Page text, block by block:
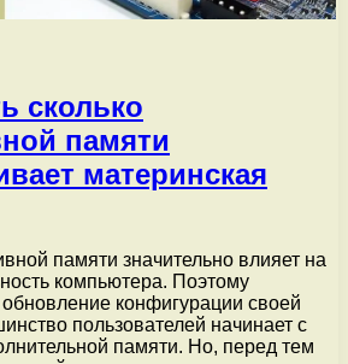
сколько
памяти
материнская
памяти значительно влияет на
компьютера. Поэтому
конфигурации своей
пользователей начинает с
памяти. Но, перед тем